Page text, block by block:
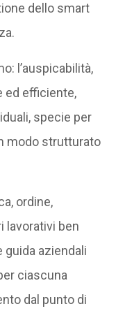
dello smart
l’auspicabilità,
ed efficiente,
specie per
modo strutturato
ordine,
lavorativi ben
guida aziendali
ciascuna
dal punto di